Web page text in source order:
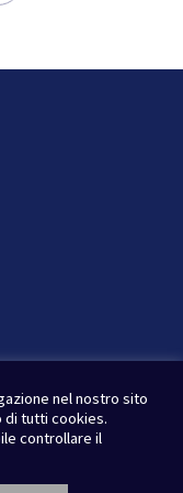
nel nostro sito
di tutti cookies.
controllare il